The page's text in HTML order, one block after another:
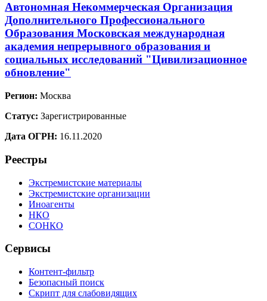
Автономная Некоммерческая Организация
Дополнительного Профессионального
Образования Московская международная
академия непрерывного образования и
социальных исследований "Цивилизационное
обновление"
Регион: Москва
Статус: Зарегистрированные
Дата ОГРН: 16.11.2020
Реестры
Экстремистские материалы
Экстремистские организации
Иноагенты
НКО
СОНКО
Сервисы
Контент-фильтр
Безопасный поиск
Скрипт для слабовидящих